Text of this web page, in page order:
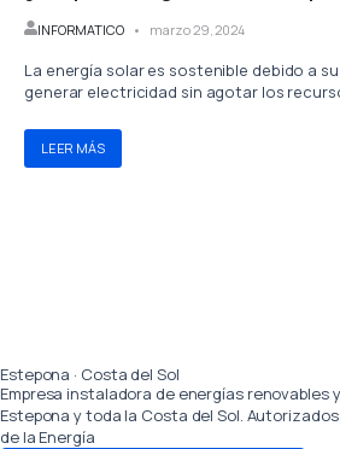
INFORMATICO marzo 29, 2024
La energía solar es sostenible debido a
generar electricidad sin agotar los
LEER MÁS
Estepona · Costa del Sol
Empresa instaladora de energías renovables
Estepona y toda la Costa del Sol.
de la Energía